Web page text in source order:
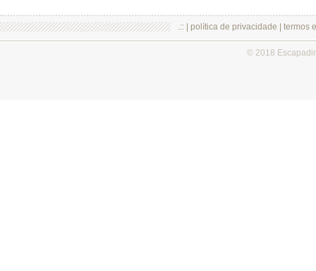
.:: | política de privacidade termos
© 2018